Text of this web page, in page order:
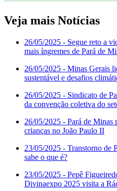
Veja mais Notícias
26/05/2025 - Segue reto a
mais íngremes de Pará de
26/05/2025 - Minas Gerais
sustentável e desafios
26/05/2025 - Sindicato de
da convenção coletiva do
26/05/2025 - Pará de Minas
crianças no João Paulo II
23/05/2025 - Transtorno de
sabe o que é?
23/05/2025 - Pepê
Divinaexpo 2025 visita a